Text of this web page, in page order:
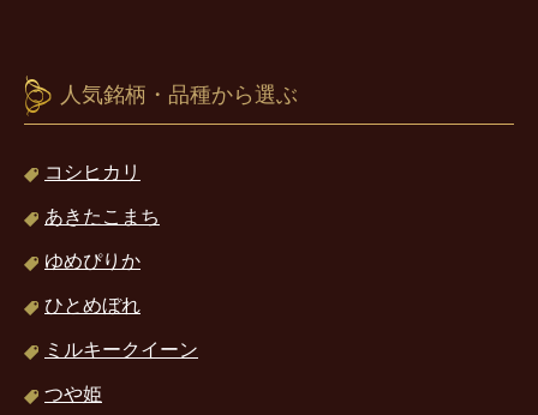
人気銘柄・品種から選ぶ
コシヒカリ
あきたこまち
ゆめぴりか
ひとめぼれ
ミルキークイーン
つや姫